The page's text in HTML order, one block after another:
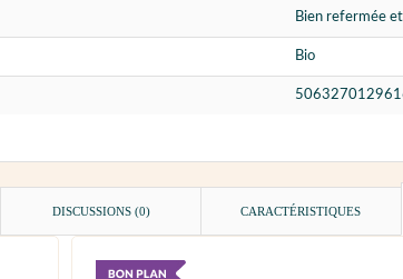
Bien refermée
Bio
DISCUSSIONS (0) CARACTÉRISTIQUES